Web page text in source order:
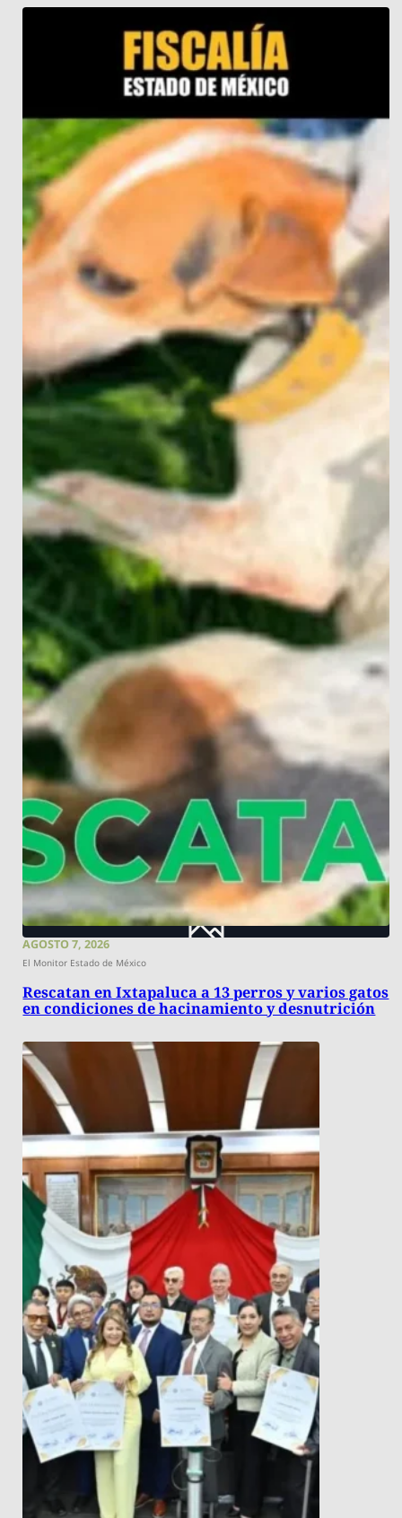
AGOSTO 7, 2026
El Monitor Estado de México
Rescatan en Ixtapaluca a 13 perros y varios gatos
en condiciones de hacinamiento y desnutrición